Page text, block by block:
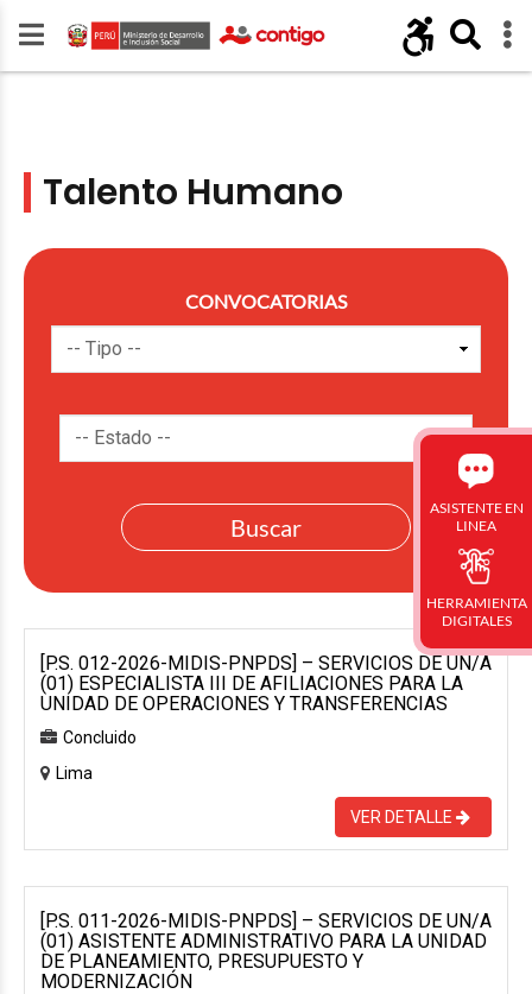
Talento Humano
CONVOCATORIAS
[P.S. 012-2026-MIDIS-PNPDS] – SERVICIOS DE UN/A
(01) ESPECIALISTA III DE AFILIACIONES PARA LA
UNIDAD DE OPERACIONES Y TRANSFERENCIAS
Concluido
Lima
VER DETALLE
[P.S. 011-2026-MIDIS-PNPDS] – SERVICIOS DE UN/A
(01) ASISTENTE ADMINISTRATIVO PARA LA UNIDAD
DE PLANEAMIENTO, PRESUPUESTO Y
MODERNIZACIÓN
ASISTENTE EN
LINEA
HERRAMIENTA
DIGITALES